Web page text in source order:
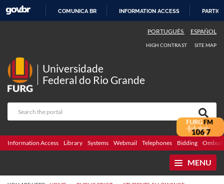
COMUNICA BR INFORMATION ACCESS
PORTUGUÊS ESPAÑOL
HIGH CONTRAST SITE MAP
Universidade
Federal do Rio Grande
Information Access Library Systems Webmail Telephones Bidding
MENU